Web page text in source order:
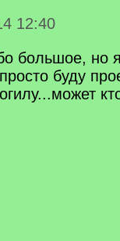
12:40
большое, но
буду